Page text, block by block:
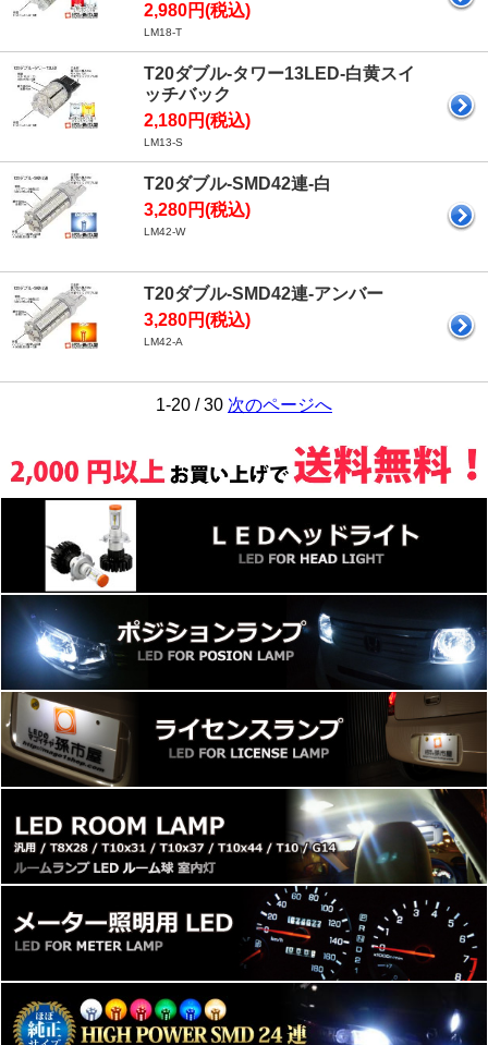
2,980円(税込)
LM18-T
T20ダブル-タワー13LED-白黄スイ
ッチバック
2,180円(税込)
LM13-S
T20ダブル-SMD42連-白
3,280円(税込)
LM42-W
T20ダブル-SMD42連-アンバー
3,280円(税込)
LM42-A
1-20 / 30 次のページへ